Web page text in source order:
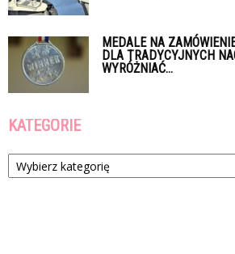
MEDALE NA
DLA TRADYCYJNYCH
WYRÓŻNIAĆ...
KATEGORIE
Kategorie